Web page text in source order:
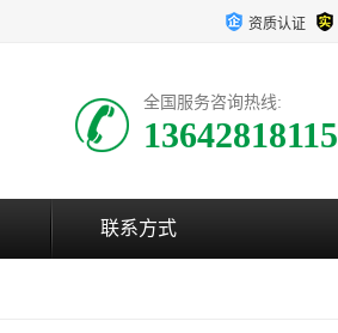
资质认证
全国服务咨询热线:
13642818115
联系方式